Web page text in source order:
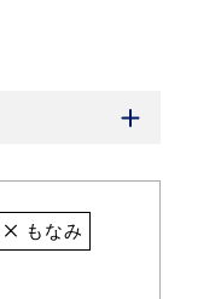
もなみ